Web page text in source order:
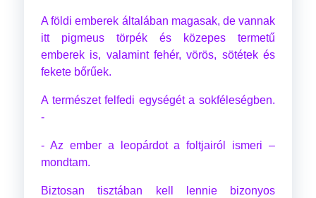
A földi emberek általában magasak, de vannak
itt pigmeus törpék és közepes termetű
emberek is, valamint fehér, vörös, sötétek és
fekete bőrűek.
A természet felfedi egységét a sokféleségben.
-
- Az ember a leopárdot a foltjairól ismeri –
mondtam.
Biztosan tisztában kell lennie bizonyos